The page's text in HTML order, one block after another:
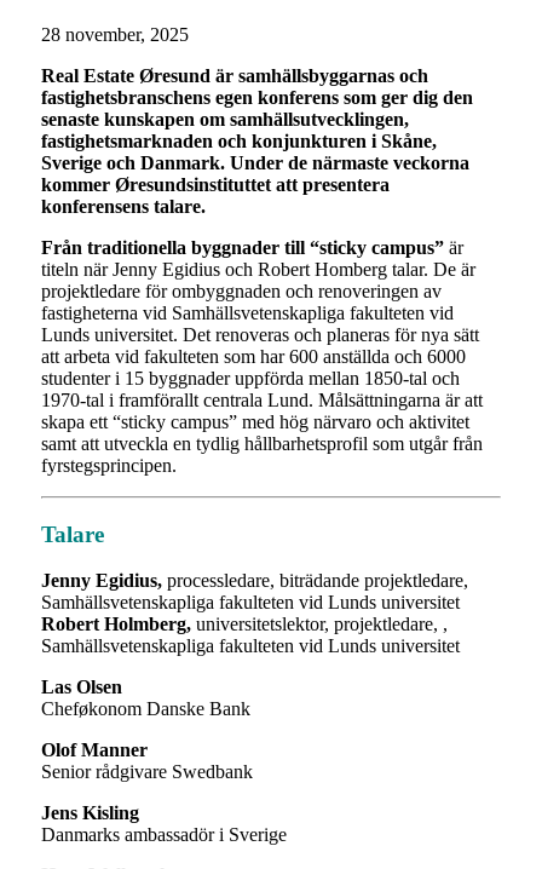
28 november, 2025
Real Estate Øresund är samhällsbyggarnas och
fastighetsbranschens egen konferens som ger dig den
senaste kunskapen om samhällsutvecklingen,
fastighetsmarknaden och konjunkturen i Skåne,
Sverige och Danmark. Under de närmaste veckorna
kommer Øresundsinstituttet att presentera
konferensens talare.
Från traditionella byggnader till “sticky campus” är
titeln när Jenny Egidius och Robert Homberg talar. De är
projektledare för ombyggnaden och renoveringen av
fastigheterna vid Samhällsvetenskapliga fakulteten vid
Lunds universitet. Det renoveras och planeras för nya sätt
att arbeta vid fakulteten som har 600 anställda och 6000
studenter i 15 byggnader uppförda mellan 1850-tal och
1970-tal i framförallt centrala Lund. Målsättningarna är att
skapa ett “sticky campus” med hög närvaro och aktivitet
samt att utveckla en tydlig hållbarhetsprofil som utgår från
fyrstegsprincipen.
Talare
Jenny Egidius,processledare, biträdande projektledare,
Samhällsvetenskapliga fakulteten vid Lunds universitet
Robert Holmberg,universitetslektor, projektledare, ,
Samhällsvetenskapliga fakulteten vid Lunds universitet
Las Olsen
Cheføkonom Danske Bank
Olof Manner
Senior rådgivare Swedbank
Jens Kisling
Danmarks ambassadör i Sverige